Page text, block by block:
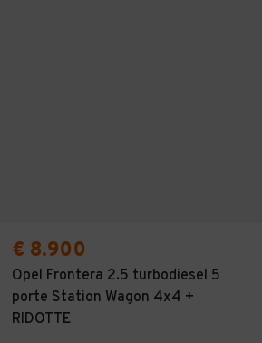
€ 8.900
Opel Frontera 2.5 turbodiesel 5
porte Station Wagon 4x4 +
RIDOTTE